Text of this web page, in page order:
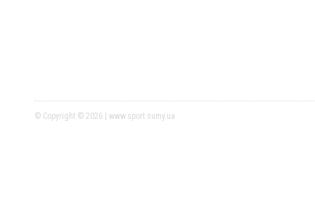
© Copyright © 2026 | www.sport.sumy.ua